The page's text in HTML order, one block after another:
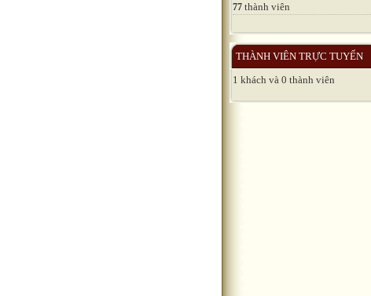
77 thành viên
THÀNH VIÊN TRỰC TUYẾN
1 khách và 0 thành viên